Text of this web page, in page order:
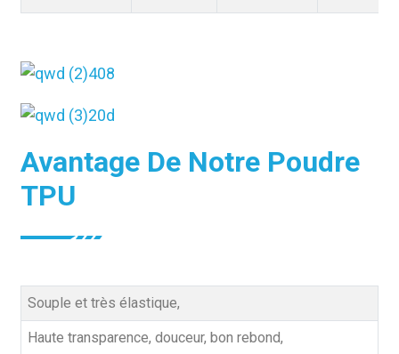
Avantage De Notre Poudre
TPU
Souple et très élastique,
Haute transparence, douceur, bon rebond,